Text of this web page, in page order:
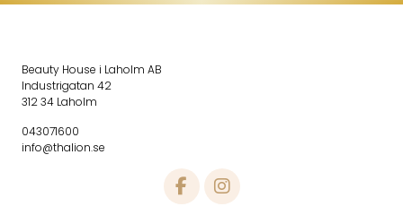
Beauty House i Laholm AB
Industrigatan 42
312 34 Laholm
043071600
info@thalion.se